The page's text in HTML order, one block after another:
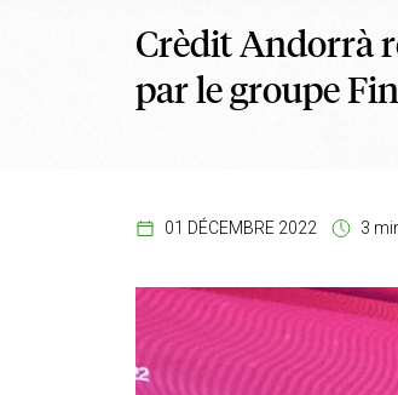
Crèdit Andorrà
par le groupe
01 DÉCEMBRE 2022 3